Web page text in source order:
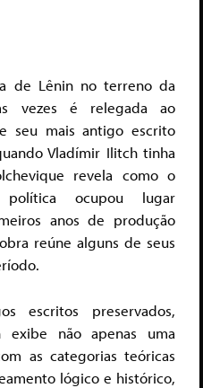
de Lênin no terreno da
vezes é relegada ao
seu mais antigo escrito
Vladímir Ilitch tinha
revela como o
ocupou lugar
anos de produção
reúne alguns de seus
escritos preservados,
exibe não apenas uma
as categorias teóricas
lógico e histórico,